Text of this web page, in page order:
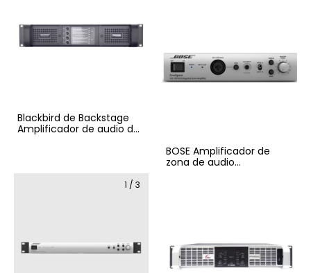
Blackbird de Backstage
Amplificador de audio de
BOSE Amplificador de
zona de audio
1 / 3